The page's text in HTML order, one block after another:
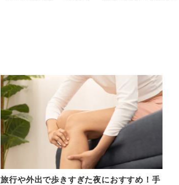
旅行や外出で歩きすぎた夜におすすめ！手